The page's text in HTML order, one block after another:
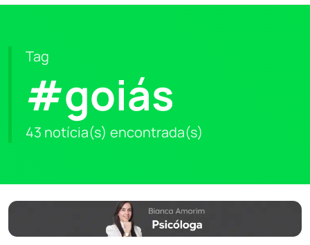
Tag
#goiás
43 notícia(s) encontrada(s)